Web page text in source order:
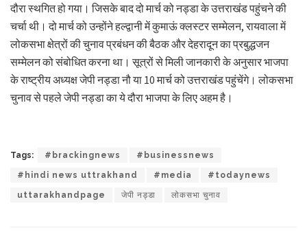
दौरा स्थगित हो गया। जिसके बाद दो मार्च को नड्डा के उत्तराखंड पहुंचने की
चर्चा थी। दो मार्च को उन्होंने हल्द्वानी में कुमाऊं क्लस्टर सम्मेलन, रायवाला में
लोकसभा क्षेत्रों की चुनाव प्रबंधन की बैठक और देहरादून का प्रबुद्धजन
सम्मेलन को संबोधित करना था। सूत्रों से मिली जानकारी के अनुसार भाजपा
के राष्ट्रीय अध्यक्ष जेपी नड्डा नौ या 10 मार्च को उत्तराखंड पहुंचेंगे। लोकसभा
चुनाव से पहले जेपी नड्डा का ये दौरा भाजपा के लिए अहम है।
Tags: #brackingnews #businessnews
#hindi news uttrakhand #media #todaynews
uttarakhandpage जेपी नड्डा लोकसभा चुनाव